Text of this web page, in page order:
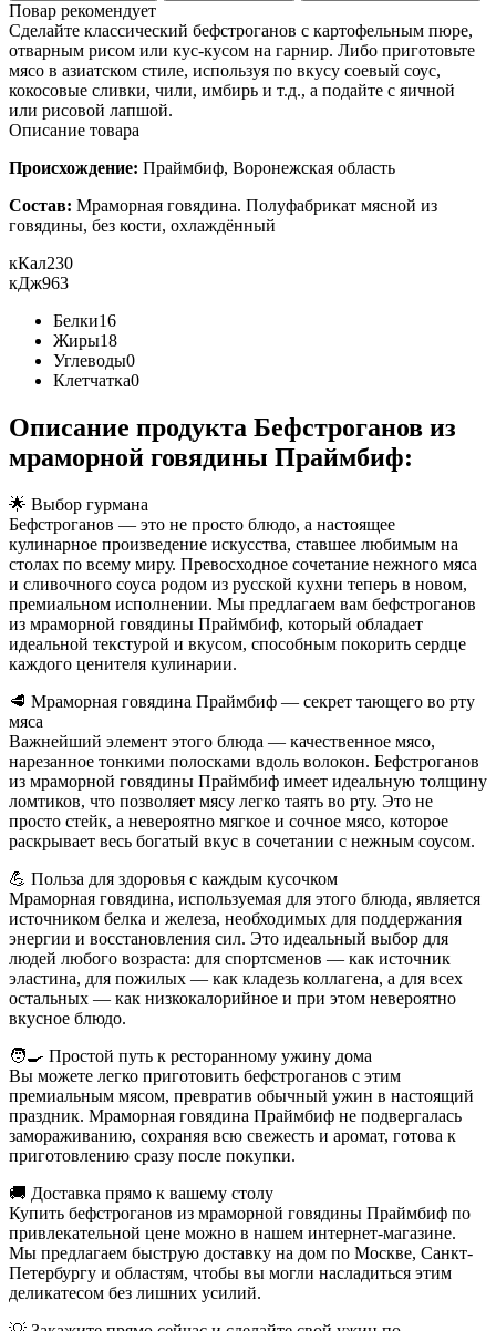
Повар рекомендует
Сделайте классический бефстроганов с картофельным пюре,
отварным рисом или кус-кусом на гарнир. Либо приготовьте
мясо в азиатском стиле, используя по вкусу соевый соус,
кокосовые сливки, чили, имбирь и т.д., а подайте с яичной
или рисовой лапшой.
Описание товара
Происхождение: Праймбиф, Воронежская область
Состав: Мраморная говядина. Полуфабрикат мясной из
говядины, без кости, охлаждённый
кКал230
кДж963
Белки16
Жиры18
Углеводы0
Клетчатка0
Описание продукта Бефстроганов из
мраморной говядины Праймбиф:
🌟 Выбор гурмана
Бефстроганов — это не просто блюдо, а настоящее
кулинарное произведение искусства, ставшее любимым на
столах по всему миру. Превосходное сочетание нежного мяса
и сливочного соуса родом из русской кухни теперь в новом,
премиальном исполнении. Мы предлагаем вам бефстроганов
из мраморной говядины Праймбиф, который обладает
идеальной текстурой и вкусом, способным покорить сердце
каждого ценителя кулинарии.
🥩 Мраморная говядина Праймбиф — секрет тающего во рту
мяса
Важнейший элемент этого блюда — качественное мясо,
нарезанное тонкими полосками вдоль волокон. Бефстроганов
из мраморной говядины Праймбиф имеет идеальную толщину
ломтиков, что позволяет мясу легко таять во рту. Это не
просто стейк, а невероятно мягкое и сочное мясо, которое
раскрывает весь богатый вкус в сочетании с нежным соусом.
💪 Польза для здоровья с каждым кусочком
Мраморная говядина, используемая для этого блюда, является
источником белка и железа, необходимых для поддержания
энергии и восстановления сил. Это идеальный выбор для
людей любого возраста: для спортсменов — как источник
эластина, для пожилых — как кладезь коллагена, а для всех
остальных — как низкокалорийное и при этом невероятно
вкусное блюдо.
🧑‍🍳 Простой путь к ресторанному ужину дома
Вы можете легко приготовить бефстроганов с этим
премиальным мясом, превратив обычный ужин в настоящий
праздник. Мраморная говядина Праймбиф не подвергалась
замораживанию, сохраняя всю свежесть и аромат, готова к
приготовлению сразу после покупки.
🚚 Доставка прямо к вашему столу
Купить бефстроганов из мраморной говядины Праймбиф по
привлекательной цене можно в нашем интернет-магазине.
Мы предлагаем быструю доставку на дом по Москве, Санкт-
Петербургу и областям, чтобы вы могли насладиться этим
деликатесом без лишних усилий.